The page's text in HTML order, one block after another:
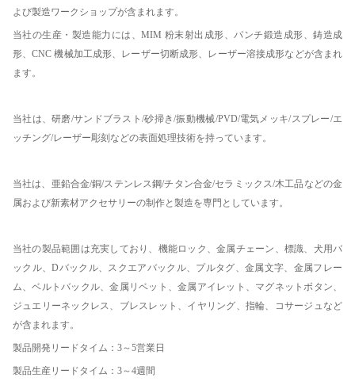
よび製造ワークショップが含まれます。
当社の生産・製造能力には、MIM 粉末射出成形、パンチ鍛造成形、鋳造成
形、CNC 機械加工成形、レーザー切断成形、レーザー溶接成形などが含まれ
ます。
当社は、研磨/サンドブラスト/砂掃き/振動機械/PVD/電気メッキ/スプレー/エ
ッチング/レーザー彫刻などの表面処理技術を持っています。
当社は、亜鉛合金/銅/ステンレス鋼/チタン合金/セラミックス/木工品などの金
属および新素材アクセサリーの制作と製造を専門としています。
当社の製品範囲は充実しており、機能ロック、金属チェーン、標識、犬用バ
ックル、Dバックル、スクエアバックル、プルタグ、金属文字、金属フレー
ム、ベルトバックル、金属リベット、金属アイレット、マグネットボタン、
ジュエリーネックレス、ブレスレット、イヤリング、指輪、コサージュなど
が含まれます。
製品開発リードタイム：3～5営業日
製品生産リードタイム：3～4週間